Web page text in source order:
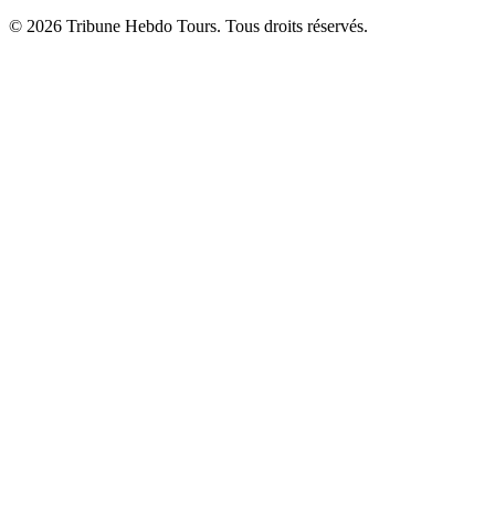
© 2026 Tribune Hebdo Tours. Tous droits réservés.